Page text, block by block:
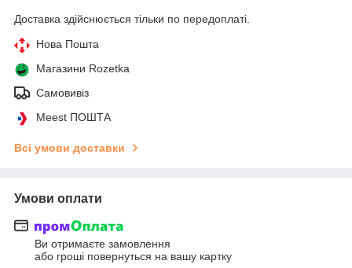
Доставка здійснюється тільки по передоплаті.
Нова Пошта
Магазини Rozetka
Самовивіз
Meest ПОШТА
Всі умови доставки
Умови оплати
Ви отримаєте замовлення
або гроші повернуться на вашу картку